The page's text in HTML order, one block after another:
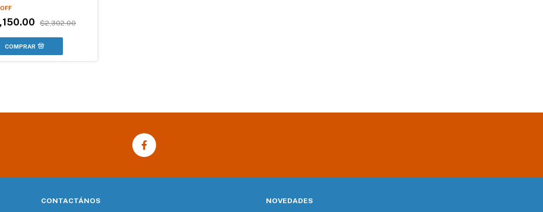
OFF
$2,302.00
CONTACTÁNOS NOVEDADES